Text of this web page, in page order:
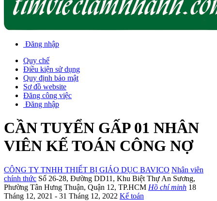
Đăng nhập
Quy chế
Điều kiện sử dụng
Quy định bảo mật
Sơ đồ website
Đăng công việc
Đăng nhập
CẦN TUYỂN GẤP 01 NHÂN
VIÊN KẾ TOÁN CÔNG NỢ
CÔNG TY TNHH THIẾT BỊ GIÁO DỤC BAVICO Nhân viên
chính thức Số 26-28, Đường DD11 , Khu Biệt Thự An Sương,
Phường Tân Hưng Thuận, Quận 12, TP.HCM Hồ chí minh 18
Tháng 12, 2021 - 31 Tháng 12, 2022 Kế toán